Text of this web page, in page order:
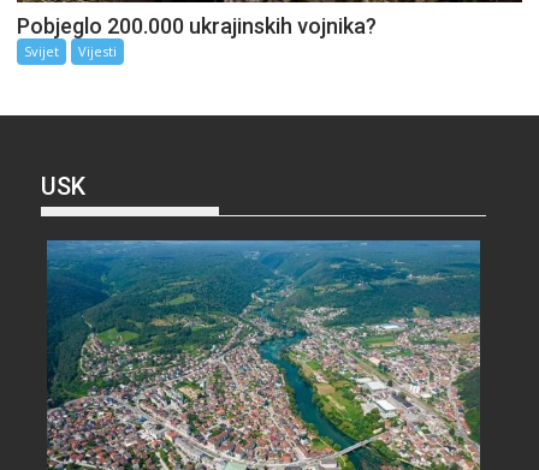
Pobjeglo 200.000 ukrajinskih vojnika?
Svijet Vijesti
USK